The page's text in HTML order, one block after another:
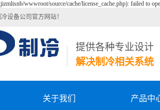
wwwroot/source/cache/license_cache.php): failed to
设备公司官方网站！
提供各种专业设计
解决制冷相关系统
关于我们 产品中